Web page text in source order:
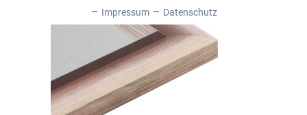
Inaktiv
Impressum Datenschutz